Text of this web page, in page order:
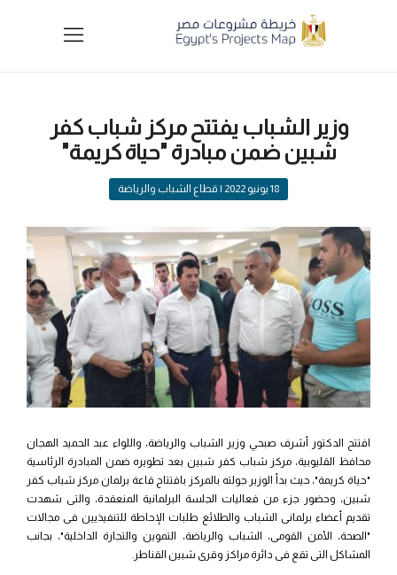
وزير الشباب يفتتح مركز شباب كفر
شبين ضمن مبادرة "حياة كريمة"
18 يونيو 2022 | قطاع الشباب والرياضة
افتتح الدكتور أشرف صبحي وزير الشباب والرياضة، واللواء عبد الحميد الهجان
محافظ القليوبية، مركز شباب كفر شبين بعد تطويره ضمن المبادرة الرئاسية
"حياة كريمة"، حيث بدأ الوزير جولته بالمركز بافتتاح قاعة برلمان مركز شباب كفر
شبين، وحضور جزء من فعاليات الجلسة البرلمانية المنعقدة، والتى شهدت
تقديم أعضاء برلمانى الشباب والطلائع طلبات الإحاطة للتنفيذيين فى مجالات
"الصحة، الأمن القومى، الشباب والرياضة، التموين والتجارة الداخلية"، بجانب
المشاكل التى تقع فى دائرة مراكز وقرى شبين القناطر.